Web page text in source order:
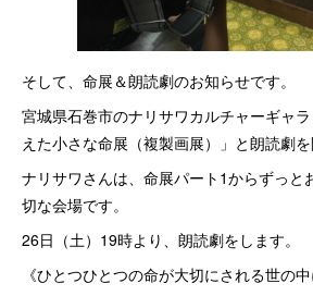
そして、命展＆朗読劇のお知らせです。
宮城県石巻市のナリサワカルチャーギャ
えた小さな命展（複製画展）」と朗読劇を
ナリサワさんは、命展パート1からずっと
切な会場です。
26日（土）19時より、朗読劇をします。
《ひとつひとつの命が大切にされる世の